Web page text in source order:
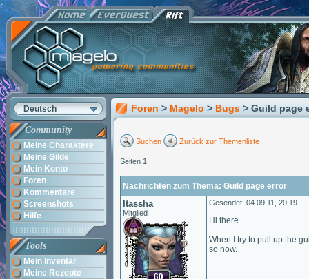
Deutsch
Community
Meine Charaktere
Meine Gilde
Mein Konto
Foren
Kommentare
Screenshots
Hilfe
Tools
Mein Inventar
Meine Rezepte
Foren > Magelo > Bugs > Guild page
Suchen Zurück zur Themenliste
Seiten 1
Nachrichten zum Thema: Guild page error
Itassha
Mitglied
Gesendet: 04.09.11, 20:19
Hi there
When I try to pull up the
so now.